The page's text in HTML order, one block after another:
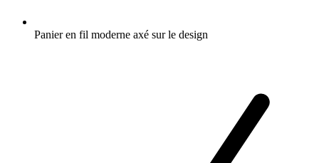
Panier en fil moderne axé sur le design